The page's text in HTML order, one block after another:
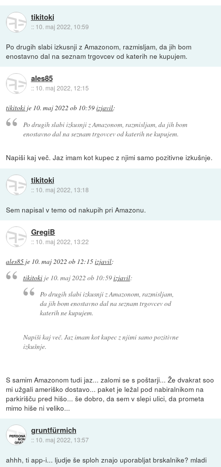
tikitoki
:: 10. maj 2022, 10:59
Po drugih slabi izkusnji z Amazonom, razmisljam, da jih bom
enostavno dal na seznam trgovcev od katerih ne kupujem.
ales85
:: 10. maj 2022, 12:15
tikitoki je 10. maj 2022 ob 10:59izjavil:
Po drugih slabi izkusnji z Amazonom, razmisljam, da jih bom
enostavno dal na seznam trgovcev od katerih ne kupujem.
Napiši kaj več. Jaz imam kot kupec z njimi samo pozitivne izkušnje.
tikitoki
:: 10. maj 2022, 13:18
Sem napisal v temo od nakupih pri Amazonu.
GregiB
:: 10. maj 2022, 13:22
ales85 je 10. maj 2022 ob 12:15izjavil:
tikitokije 10. maj 2022 ob 10:59izjavil:
Po drugih slabi izkusnji z Amazonom, razmisljam,
da jih bom enostavno dal na seznam trgovcev od
katerih ne kupujem.
Napiši kaj več. Jaz imam kot kupec z njimi samo pozitivne
izkušnje.
S samim Amazonom tudi jaz... zalomi se s poštarji... Že dvakrat soo
mi užgali ameriško dostavo... paket je ležal pod nabiralnikom na
parkirišču pred hišo... še dobro, da sem v slepi ulici, da prometa
mimo hiše ni veliko...
gruntfürmich
:: 10. maj 2022, 13:57
ahhh, ti app-i... ljudje še sploh znajo uporabljat brskalnike? mladi